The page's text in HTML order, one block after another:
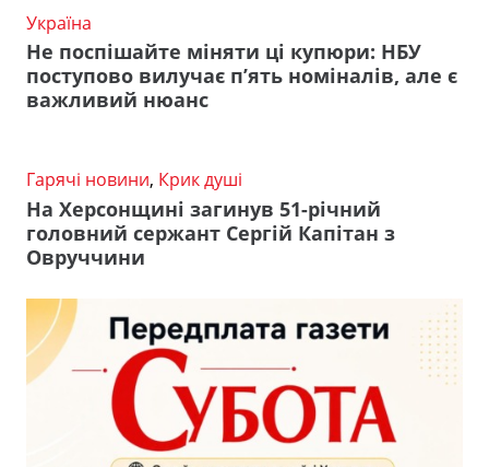
Україна
Не поспішайте міняти ці купюри: НБУ
поступово вилучає п’ять номіналів, але є
важливий нюанс
Гарячі новини, Крик душі
На Херсонщині загинув 51-річний
головний сержант Сергій Капітан з
Овруччини